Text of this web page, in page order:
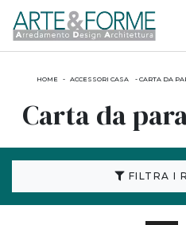
HOME - ACCESSORI CASA - CARTA DA
Carta da
FILTRA I